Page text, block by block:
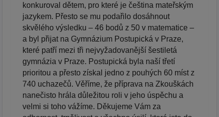
konkuroval dětem, pro které je čeština mateřským
jazykem. Přesto se mu podařilo dosáhnout
skvělého výsledku – 46 bodů z 50 v matematice –
a byl přijat na Gymnázium Postupická v Praze,
které patří mezi tři nejvyžadovanější šestiletá
gymnázia v Praze. Postupická byla naší třetí
prioritou a přesto získal jedno z pouhých 60 míst z
740 uchazečů. Věříme, že příprava na Zkouškách
nanečisto hrála důležitou roli v jeho úspěchu a
velmi si toho vážíme. Děkujeme Vám za